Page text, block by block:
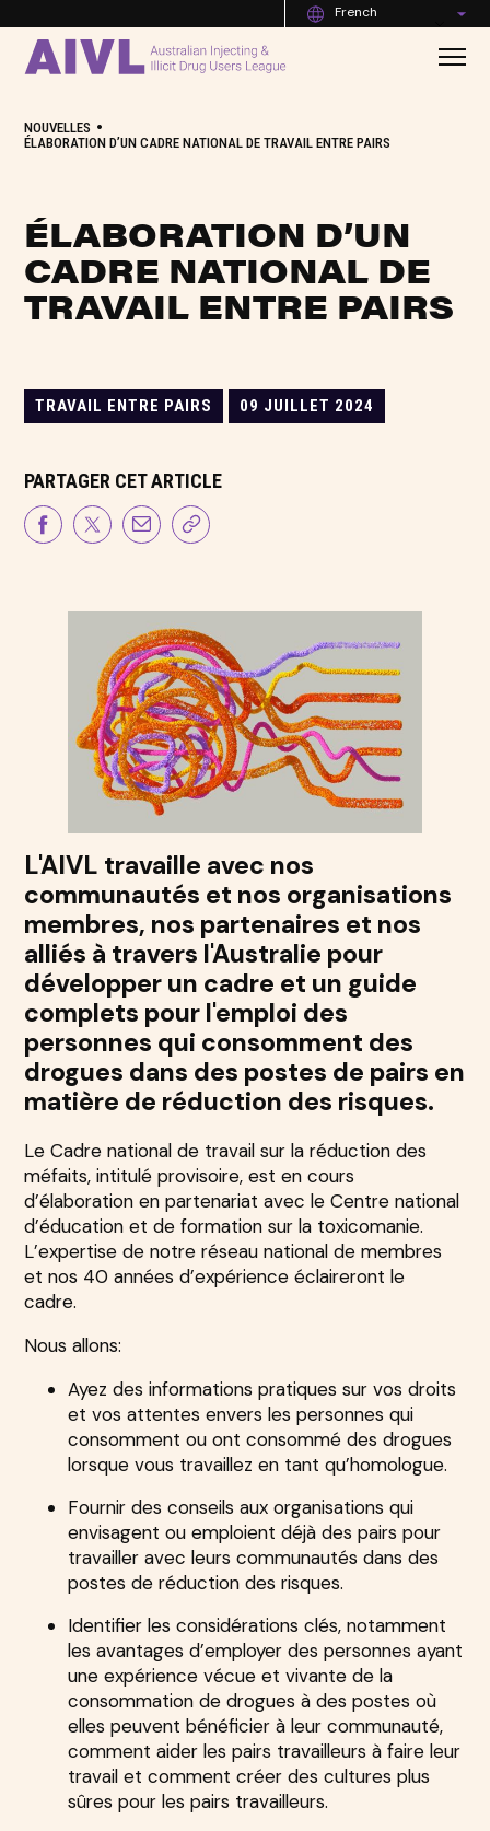
French
NOUVELLES •
ÉLABORATION D’UN CADRE NATIONAL DE TRAVAIL ENTRE PAIRS
ÉLABORATION D’UN
CADRE NATIONAL DE
TRAVAIL ENTRE PAIRS
TRAVAIL ENTRE PAIRS 09 JUILLET 2024
PARTAGER CET ARTICLE
L'AIVL travaille avec nos
communautés et nos organisations
membres, nos partenaires et nos
alliés à travers l'Australie pour
développer un cadre et un guide
complets pour l'emploi des
personnes qui consomment des
drogues dans des postes de pairs en
matière de réduction des risques.
Le Cadre national de travail sur la réduction des
méfaits, intitulé provisoire, est en cours
d’élaboration en partenariat avec le Centre national
d’éducation et de formation sur la toxicomanie.
L’expertise de notre réseau national de membres
et nos 40 années d’expérience éclaireront le
cadre.
Nous allons:
Ayez des informations pratiques sur vos droits
et vos attentes envers les personnes qui
consomment ou ont consommé des drogues
lorsque vous travaillez en tant qu’homologue.
Fournir des conseils aux organisations qui
envisagent ou emploient déjà des pairs pour
travailler avec leurs communautés dans des
postes de réduction des risques.
Identifier les considérations clés, notamment
les avantages d’employer des personnes ayant
une expérience vécue et vivante de la
consommation de drogues à des postes où
elles peuvent bénéficier à leur communauté,
comment aider les pairs travailleurs à faire leur
travail et comment créer des cultures plus
sûres pour les pairs travailleurs.